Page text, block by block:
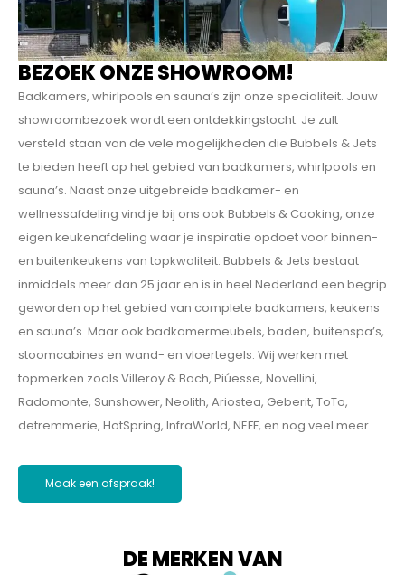
BEZOEK ONZE SHOWROOM!
Badkamers, whirlpools en sauna’s zijn onze specialiteit. Jouw
showroombezoek wordt een ontdekkings­tocht. Je zult
versteld staan van de vele mogelijkheden die Bubbels & Jets
te bieden heeft op het gebied van badkamers, whirlpools en
sauna’s. Naast onze uitgebreide badkamer- en
wellnessafdeling vind je bij ons ook Bubbels & Cooking, onze
eigen keukenafdeling waar je inspiratie opdoet voor binnen-
en buitenkeukens van topkwaliteit. Bubbels & Jets bestaat
inmiddels meer dan 25 jaar en is in heel Nederland een begrip
geworden op het gebied van complete badkamers, keukens
en sauna’s. Maar ook badkamermeubels, baden, buitenspa’s,
stoomcabines en wand- en vloertegels. Wij werken met
topmerken zoals Villeroy & Boch, Piúesse, Novellini,
Radomonte, Sunshower, Neolith, Ariostea, Geberit, ToTo,
detremmerie, HotSpring, InfraWorld, NEFF, en nog veel meer.
Maak een afspraak!
DE MERKEN VAN